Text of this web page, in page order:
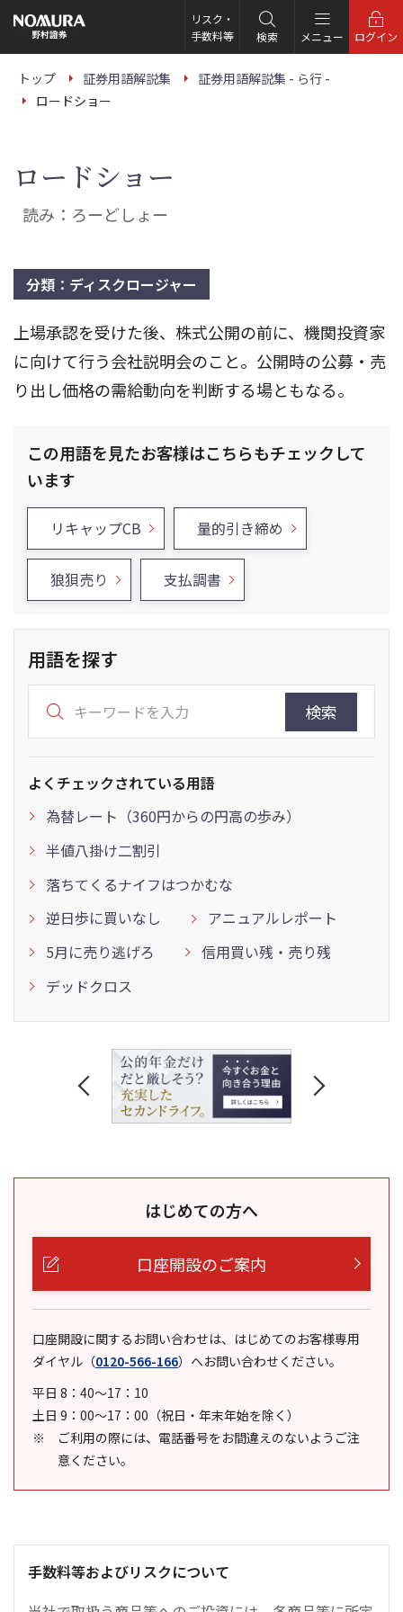
の
ー
リスク・
手数料等
検索 メニュー ログイン
トップ 証券用語解説集
証券用語解説集 - ら行 -
ロードショー
ロードショー
読み：ろーどしょー
分類：ディスクロージャー
上場承認を受けた後、株式公開の前に、機関投資家
に向けて行う会社説明会のこと。公開時の公募・売
り出し価格の需給動向を判断する場ともなる。
この用語を見たお客様はこちらもチェックして
います
リキャップCB 量的引き締め
狼狽売り 支払調書
用語を探す
検索
よくチェックされている用語
為替レート（360円からの円高の歩み）
半値八掛け二割引
落ちてくるナイフはつかむな
逆日歩に買いなし
アニュアルレポート
5月に売り逃げろ
信用買い残・売り残
デッドクロス
はじめての方へ
口座開設のご案内
口座開設に関するお問い合わせは、はじめてのお客様専用
ダイヤル （0120-566-166） へお問い合わせください。
平日 8：40～17：10
土日 9：00～17：00（祝日・年末年始を除く）
ご利用の際には、電話番号をお間違えのないようご注
意ください。
手数料等およびリスクについて